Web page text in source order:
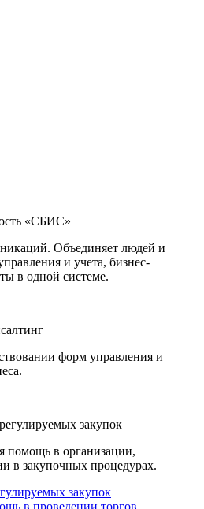
«СБИС»
Объединяет людей и
и учета, бизнес-
в одной системе.
форм управления и
закупок
помощь в организации,
в закупочных процедурах.
закупок
в проведении торгов